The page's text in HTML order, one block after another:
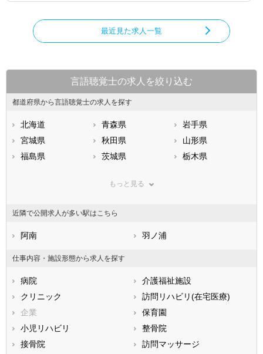
最近見た求人一覧
言語聴覚士の求人を絞り込む
都道府県から言語聴覚士の求人を探す
北海道 青森県
岩手県
宮城県
秋田県
山形県
福島県
茨城県
栃木県
神奈川県
石川県
福井県
静岡県
鳥取県
岡山県
広島県
徳島県
香川県
福岡県
熊本県
宮崎県
もっと見る
近隣で公開求人が多い駅はこちら
阿南 羽ノ浦
仕事内容・施設形態から求人を探す
病院
介護福祉施設
クリニック
訪問リハビリ(在宅医療)
企業
保育園
小児リハビリ
整骨院
接骨院
訪問マッサージ